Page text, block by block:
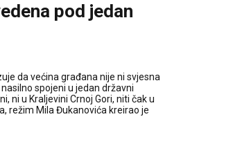
pod jedan
da većina građana nije ni svjesna
spojeni u jedan državni
ni u Kraljevini Crnoj Gori, niti čak u
režim Mila Đukanovića kreirao je